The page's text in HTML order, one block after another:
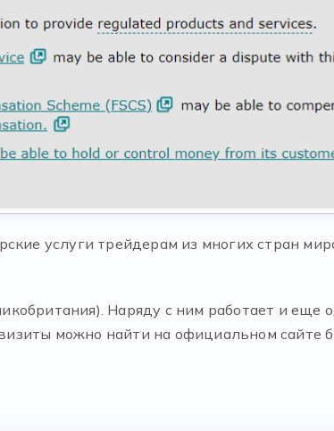
услуги трейдерам из многих стран
Наряду с ним работает и еще
можно найти на официальном сайте